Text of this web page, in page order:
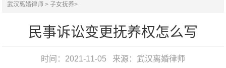
武汉离婚律师 >子女抚养>
民事诉讼变更抚养权怎么写
时间：2021-11-05 来源： 武汉离婚律师